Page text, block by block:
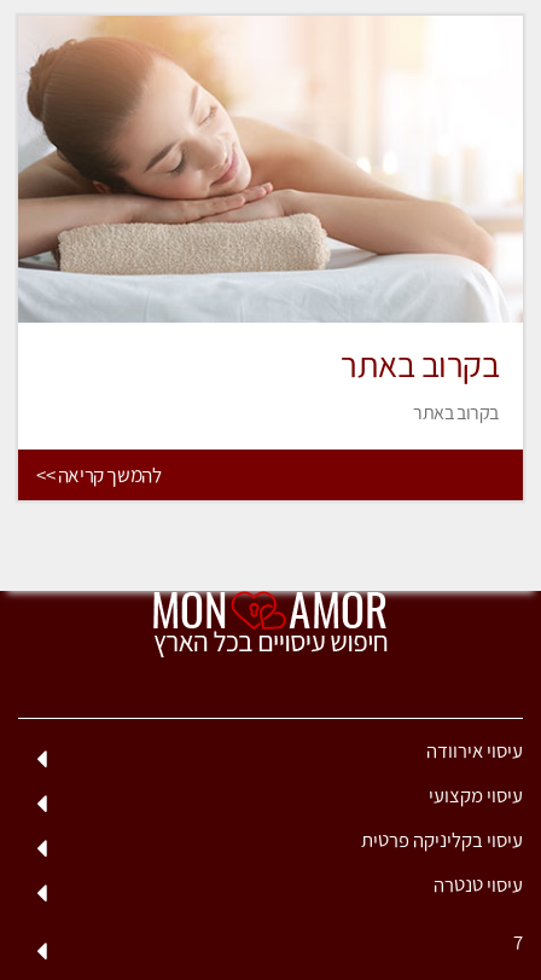
בקרוב באתר
בקרוב באתר
להמשך קריאה >>
עיסוי אירוודה
עיסוי מקצועי
עיסוי בקליניקה פרטית
עיסוי טנטרה
7